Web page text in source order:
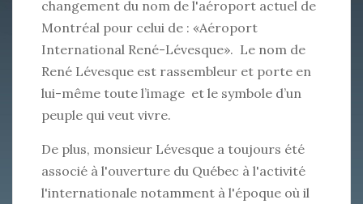
changement du nom de l'aéroport actuel de
Montréal pour celui de : «Aéroport
International René-Lévesque». Le nom de
René Lévesque est rassembleur et porte en
lui-même toute l’image et le symbole d’un
peuple qui veut vivre.
De plus, monsieur Lévesque a toujours été
associé à l'ouverture du Québec à l'activité
l'internationale notamment à l'époque où il